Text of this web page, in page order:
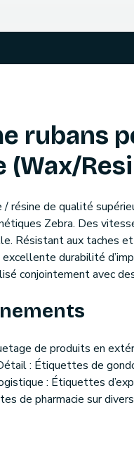
rubans
(Wax/
/ résine de qualité
Zebra. Des
Résistant aux taches et
durabilité
conjointement avec
de produits en
: Étiquettes de
: Étiquettes
de pharmacie sur